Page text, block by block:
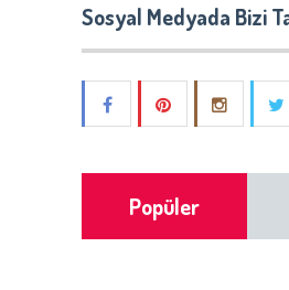
Sosyal Medyada Bizi
Popüler